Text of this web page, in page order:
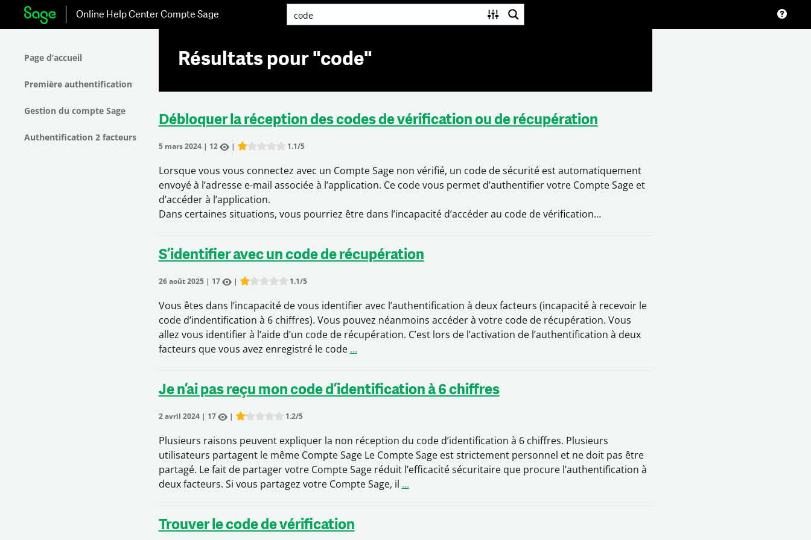
Online Help CenterCompte Sage
Page d’accueil
Première authentification
Gestion du compte Sage
Authentification 2 facteurs
Résultats pour "code"
Débloquer la réception des codes de vérification ou de récupération
5 mars 2024 | 12 |
Rate this item:
1.1/5
Lorsque vous vous connectez avec un Compte Sage non vérifié, un code de sécurité est automatiquement
envoyé à l’adresse e-mail associée à l’application. Ce code vous permet d’authentifier votre Compte Sage et
d’accéder à l’application.
Dans certaines situations, vous pourriez être dans l’incapacité d’accéder au code de vérification…
S’identifier avec un code de récupération
26 août 2025 | 17 |
Rate this item:
1.1/5
Vous êtes dans l’incapacité de vous identifier avec l’authentification à deux facteurs (incapacité à recevoir le
code d’indentification à 6 chiffres). Vous pouvez néanmoins accéder à votre code de récupération. Vous
allez vous identifier à l’aide d’un code de récupération. C’est lors de l’activation de l’authentification à deux
facteurs que vous avez enregistré le code …
Je n’ai pas reçu mon code d’identification à 6 chiffres
2 avril 2024 | 17 |
Rate this item:
1.2/5
Plusieurs raisons peuvent expliquer la non réception du code d’identification à 6 chiffres. Plusieurs
utilisateurs partagent le même Compte Sage Le Compte Sage est strictement personnel et ne doit pas être
partagé. Le fait de partager votre Compte Sage réduit l’efficacité sécuritaire que procure l’authentification à
deux facteurs. Si vous partagez votre Compte Sage, il …
Trouver le code de vérification